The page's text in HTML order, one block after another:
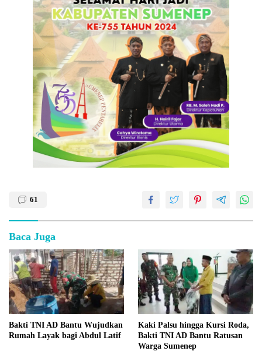
61
Baca Juga
Bakti TNI AD Bantu Wujudkan
Rumah Layak bagi Abdul Latif
Kaki Palsu hingga Kursi Roda,
Bakti TNI AD Bantu Ratusan
Warga Sumenep